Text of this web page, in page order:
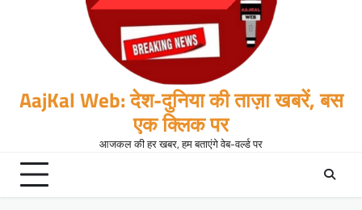
AajKal Web: देश-दुनिया की ताज़ा खबरें, बस
एक क्लिक पर
आजकल की हर खबर, हम बताएंगे वेब-वर्ल्ड पर